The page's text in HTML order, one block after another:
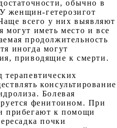
обычно в
женщин-гетерозигот
всего у них выявляют
могут иметь место и все
продолжительность
иногда могут
приводящие к смерти.
терапевтических
консультирование
Болевая
фенитоином. При
прибегают к помощи
почки